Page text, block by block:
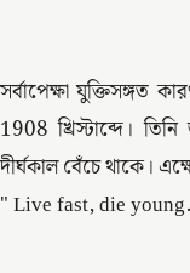
সর্বাপেক্ষা যুক্তিসঙ্গত
1908 খ্রিস্টাব্দে।
দীর্ঘকাল বেঁচে থাকে।
" Live fast, die